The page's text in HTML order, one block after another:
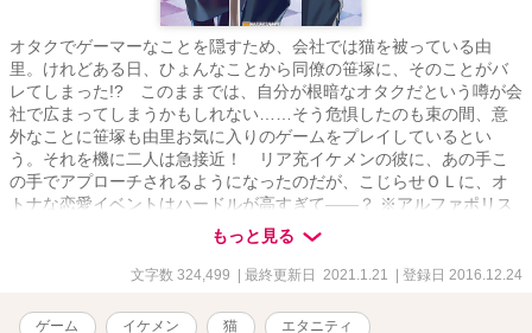
オタクでゲーマーなことを隠すため、会社では猫を被っている由
里。けれどある日、ひょんなことから同僚の笹塚に、そのことがバ
レてしまった!? このままでは、自分が根暗なオタクだという噂が会
社で広まってしまうかもしれない……そう危惧したのも束の間、意
外なことに笹塚も由里お気に入りのゲームをプレイしているとい
う。それを機に二人は急接近！ リア充イケメンの彼に、あの手こ
の手でアプローチされるようになったのだが、こじらせＯＬに、オ
トナな恋愛イベントはハードルが高すぎて――？ ※アルファポリス
様より書籍化した作品になります。 元々Ｗｅｂ小説として公開して
いた続編を、順次、そのまま掲載致します。
もっと見る
文字数 324,499 | 最終更新日 2021.1.21 | 登録日 2016.12.24
ゲーム イケメン 猫 エタニティ